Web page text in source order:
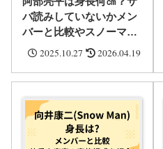
バ読みしていないかメン
バーと比較やスノーマン
で何番目か・プロフィー
2025.10.27 2026.04.19